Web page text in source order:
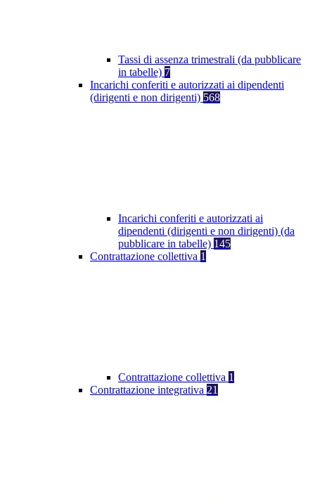
Tassi di assenza trimestrali (da pubblicare
in tabelle) 7
Incarichi conferiti e autorizzati ai dipendenti
(dirigenti e non dirigenti) 568
Incarichi conferiti e autorizzati ai
dipendenti (dirigenti e non dirigenti) (da
pubblicare in tabelle) 145
Contrattazione collettiva 1
Contrattazione collettiva 1
Contrattazione integrativa 21